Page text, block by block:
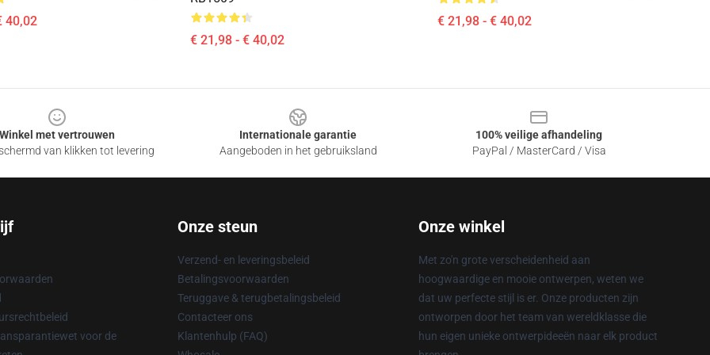
40,02
€ 21,98 - € 40,02
€ 21,98 - € 40,02
Winkel met vertrouwen
van klikken tot levering
Internationale garantie
Aangeboden in het gebruiksland
100% veilige afhandeling
PayPal / MasterCard / Visa
voor de
Onze steun
Verzend- en leveringsbeleid
Betalingsvoorwaarden
Teruggave & terugbetalingsbeleid
Contacteer ons
Klantenhulp (FAQ)
Onze winkel
Met zo'n grote verscheidenheid aan
hoogwaardige en mooie ontwerpen, weten we
dat uw perfecte stijl is er. Onze producten zijn
ontworpen door het team van wereldklasse die
hun eigen unieke ontwerpideeën naar elk product